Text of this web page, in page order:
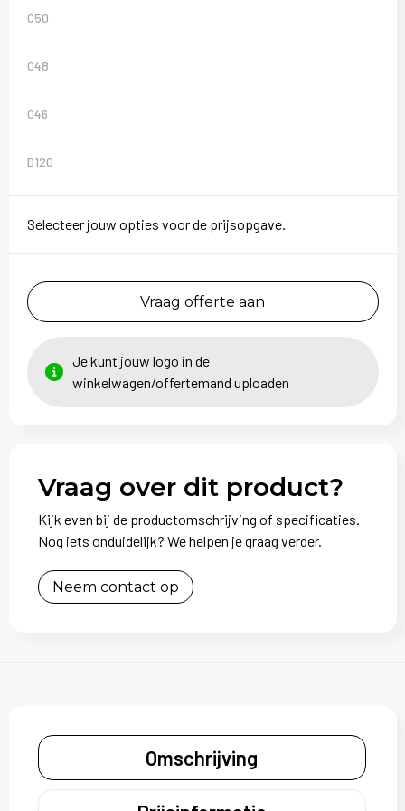
C50
C48
C46
D120
Selecteer jouw opties voor de prijsopgave.
Vraag offerte aan
Je kunt jouw logo in de
winkelwagen/offertemand uploaden
Vraag over dit product?
Kijk even bij de productomschrijving of specificaties.
Nog iets onduidelijk? We helpen je graag verder.
Neem contact op
Omschrijving